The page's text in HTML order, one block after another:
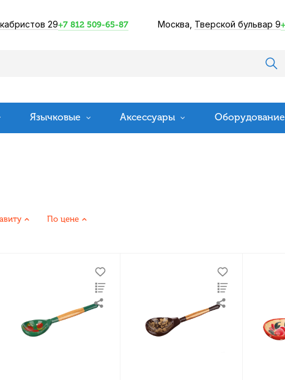
29+7 812 509-65-87 Москва, Тверской бульвар 9
Язычковые Аксессуары Оборудование
По цене